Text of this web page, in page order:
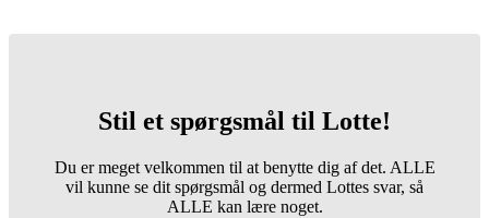
Stil et spørgsmål til Lotte!
Du er meget velkommen til at benytte dig af det. ALLE
vil kunne se dit spørgsmål og dermed Lottes svar, så
ALLE kan lære noget.